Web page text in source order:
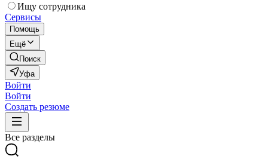
Ищу сотрудника
Сервисы
Помощь
Ещё
Поиск
Уфа
Войти
Войти
Создать резюме
Все разделы